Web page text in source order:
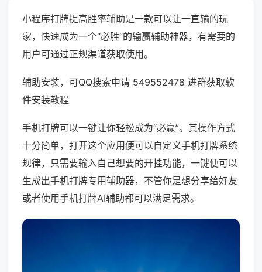
小程序打牌提高胜率辅助是一款可以让一直输的玩
家，快速成为一个“必胜”的输赢辅助神器，有需要的
用户可通过正规渠道获取使用。
辅助安装，可QQ搜索申请 549552478 进群获取软
件安装教程
手机打牌可以一键让你轻松成为“必赢”。其操作方式
十分简单，打开这个应用便可以自定义手机打牌系统
规律，只需要输入自己想要的开挂功能，一键便可以
生成出手机打牌专用辅助器，不管你是想分享给好友
或者使用手机打牌AI辅助都可以满足需求。